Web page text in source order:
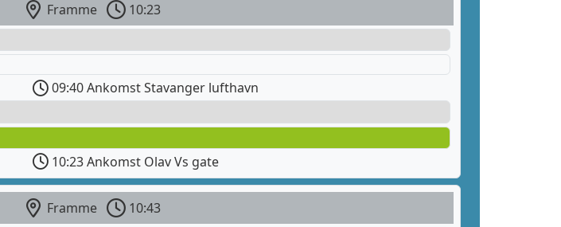
Framme
10:23
09:40 Ankomst Stavanger lufthavn
10:23 Ankomst Olav Vs gate
Framme
10:43